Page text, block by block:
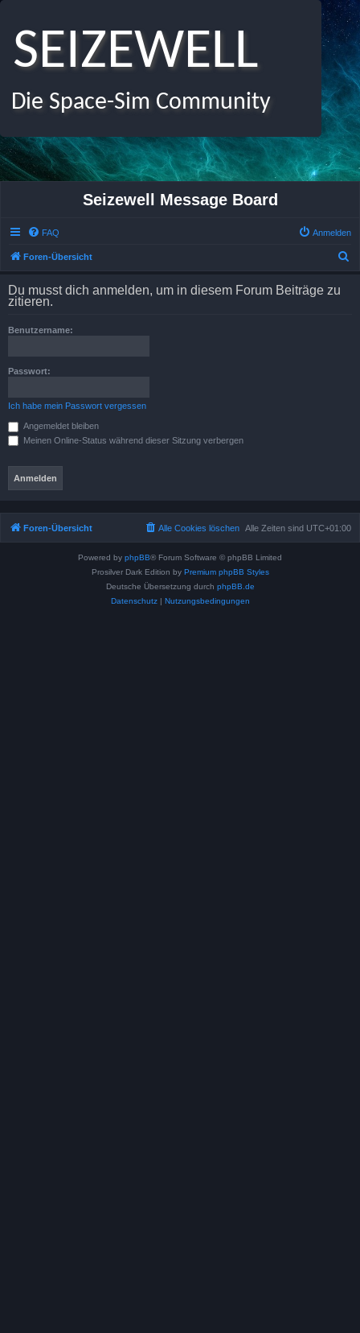
SEIZEWELL
Die Space-Sim Community
Seizewell Message Board
FAQ Anmelden
Foren-Übersicht
Du musst dich anmelden, um in diesem Forum Beiträge zu
zitieren.
Benutzername:
Passwort:
Ich habe mein Passwort vergessen
Angemeldet bleiben
Meinen Online-Status während dieser Sitzung verbergen
Foren-Übersicht Alle Zeiten sind UTC+01:00
Alle Cookies löschen
Powered by phpBB® Forum Software © phpBB Limited
Prosilver Dark Edition by Premium phpBB Styles
Deutsche Übersetzung durch phpBB.de
Datenschutz| Nutzungsbedingungen